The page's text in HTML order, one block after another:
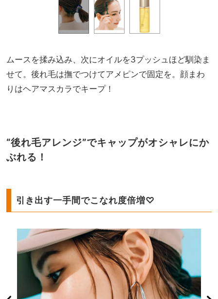
ムースを揉み込み、次にオイルを3プッシュほど馴染ま
せて。後れ毛は撫でつけてアメピンで固定を。顔まわ
りはヘアマスカラでキープ！
“後れ毛アレンジ”でキャップがオシャレにか
ぶれる！
引き出す一手間でこなれ度倍増♡